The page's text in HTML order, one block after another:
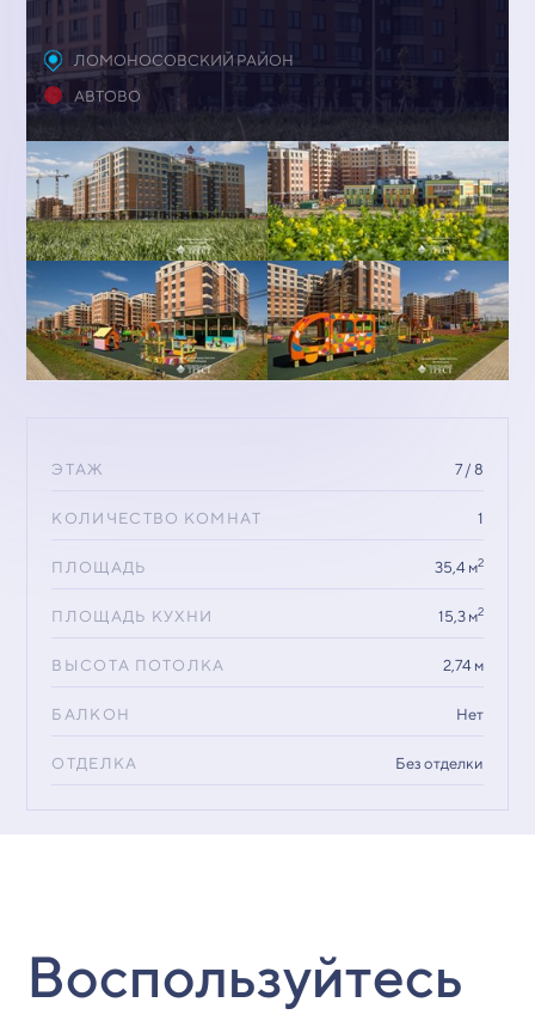
ЛОМОНОСОВСКИЙ РАЙОН
АВТОВО
ЭТАЖ 7 / 8
КОЛИЧЕСТВО КОМНАТ 1
ПЛОЩАДЬ 35,4 м2
ПЛОЩАДЬ КУХНИ 15,3 м2
ВЫСОТА ПОТОЛКА 2,74 м
БАЛКОН Нет
ОТДЕЛКА Без отделки
Воспользуйтесь